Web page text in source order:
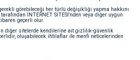
görebileceği her türlü değişikliği yapma hakkını
INTERNET SİTESİ'nden veya diğer uygun
geçerli olur.
diğer sitelerde kendilerine ait gizlilik-güvenlik
oluşabilecek ihtilaflar ile menfi neticelerinden